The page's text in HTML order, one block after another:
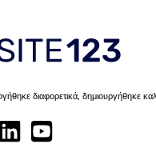
διαφορετικά, δημιουργήθηκε